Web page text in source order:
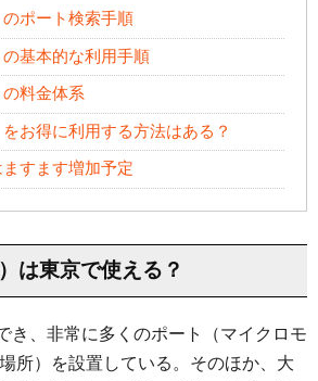
ポート検索手順
基本的な利用手順
料金体系
お得に利用する方法はある？
すます増加予定
は東京で使える？
き、非常に多くのポート（マイクロモ
所）を設置している。そのほか、大